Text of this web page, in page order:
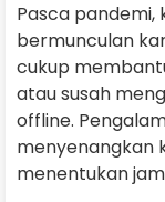
Pasca pandemi,
bermunculan
cukup
atau susah
offline.
menyenangkan
menentukan